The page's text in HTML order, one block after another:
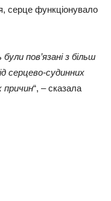
серце функціонувало
пов’язані з більш
серцево-судинних
причин“, – сказала